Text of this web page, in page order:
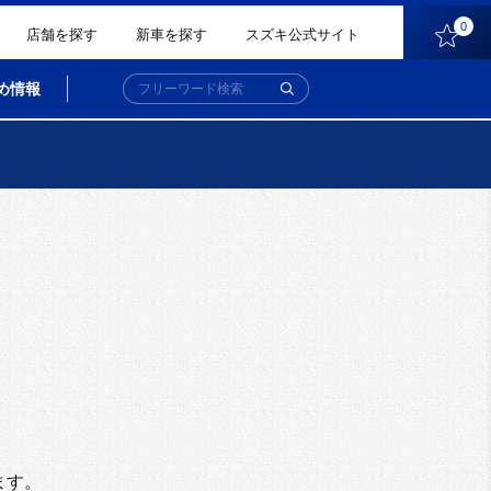
店舗を探す 新車を探す スズキ公式サイト 0
情報
す。